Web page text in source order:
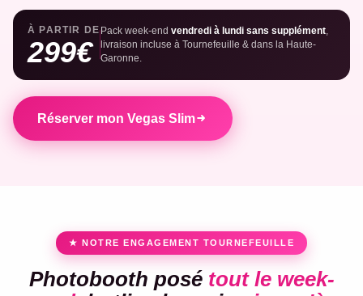
À PARTIR DE
299€
Pack week-endvendredi à lundi sans supplément,
livraison incluse à Tournefeuille & dans la Haute-
Garonne.
Réserver mon Vegas Slim
★ NOTRE ENGAGEMENT TOURNEFEUILLE
Photobooth posé tout le week-